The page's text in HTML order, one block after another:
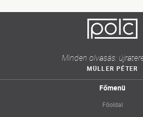
Minden olvasás:
MÜLLER PÉTER
Főmenü
Főoldal